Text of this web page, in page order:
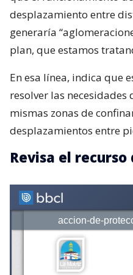
desplazamiento entre
generaría
plan, que estamos
En esa línea, indica que
resolver las
mismas zonas de
desplazamientos entre
Revisa el